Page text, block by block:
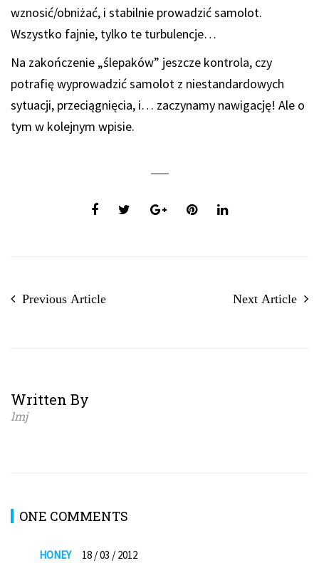
wznosić/obniżać, i stabilnie prowadzić samolot.
Wszystko fajnie, tylko te turbulencje…
Na zakończenie „ślepaków” jeszcze kontrola, czy
potrafię wyprowadzić samolot z niestandardowych
sytuacji, przeciągnięcia, i… zaczynamy nawigację! Ale o
tym w kolejnym wpisie.
Previous Article Next Article
Written By
lmj
ONE COMMENTS
HONEY 18 / 03 / 2012